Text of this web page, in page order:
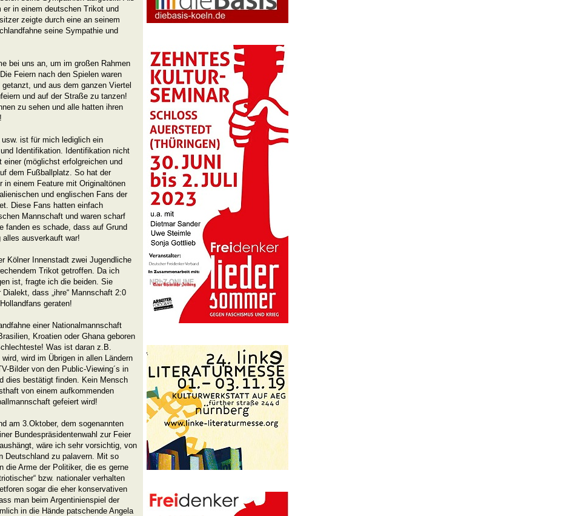
in einem deutschen Trikot und
zeigte durch eine an seinem
seine Sympathie und
bei uns an, um im großen Rahmen
Feiern nach den Spielen waren
und aus dem ganzen Viertel
und auf der Straße zu tanzen!
zu sehen und alle hatten ihren
ist für mich lediglich ein
Identifikation. Identifikation nicht
(möglichst erfolgreichen und
dem Fußballplatz. So hat der
in einem Feature mit Originaltönen
und englischen Fans der
Diese Fans hatten einfach
Mannschaft und waren scharf
fanden es schade, dass auf Grund
alles ausverkauft war!
Kölner Innenstadt zwei Jugendliche
Trikot getroffen. Da ich
ist, fragte ich die beiden. Sie
dass „ihre“ Mannschaft 2:0
geraten!
einer Nationalmannschaft
Kroatien oder Ghana geboren
Was ist daran z.B.
wird im Übrigen in allen Ländern
Bilder von den Public-Viewing´s in
dies bestätigt finden. Kein Mensch
von einem aufkommenden
gefeiert wird!
am 3.Oktober, dem sogenannten
Bundespräsidentenwahl zur Feier
wäre ich sehr vorsichtig, von
Deutschland zu palavern. Mit so
die Arme der Politiker, die es gerne
bzw. nationaler verhalten
sogar die eher konservativen
man beim Argentinienspiel der
in die Hände patschende Angela